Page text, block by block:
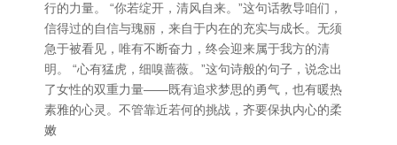
行的力量。 “你若绽开，清风自来。”这句话教导咱们，
信得过的自信与瑰丽，来自于内在的充实与成长。无须
急于被看见，唯有不断奋力，终会迎来属于我方的清
明。 “心有猛虎，细嗅蔷薇。”这句诗般的句子，说念出
了女性的双重力量——既有追求梦思的勇气，也有暖热
素雅的心灵。不管靠近若何的挑战，齐要保执内心的柔
嫩